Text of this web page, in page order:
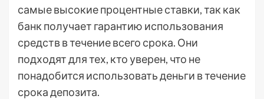
самые высокие процентные ставки, так как
банк получает гарантию использования
средств в течение всего срока. Они
подходят для тех, кто уверен, что не
понадобится использовать деньги в течение
срока депозита.